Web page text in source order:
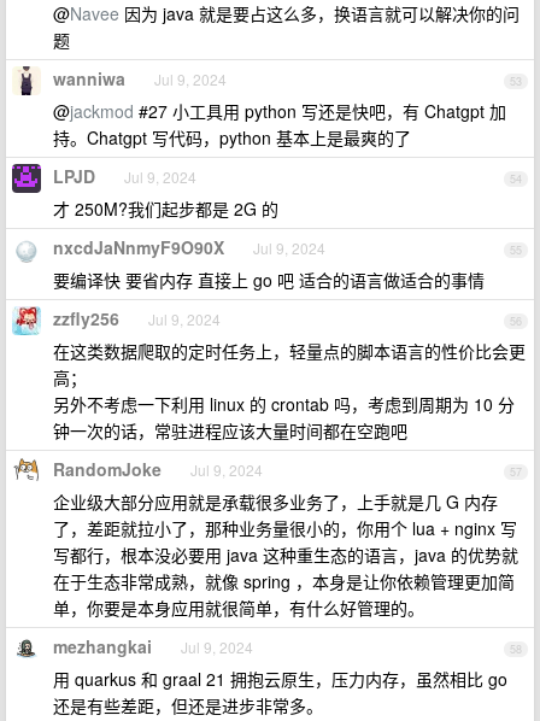
@Navee 因为 java 就是要占这么多，换语言就可以解决你的问
题
53
wanniwa Jul 9, 2024
@jackmod #27 小工具用 python 写还是快吧，有 Chatgpt 加
持。Chatgpt 写代码，python 基本上是最爽的了
54
LPJD Jul 9, 2024
才 250M?我们起步都是 2G 的
55
nxcdJaNnmyF9O90X Jul 9, 2024
要编译快 要省内存 直接上 go 吧 适合的语言做适合的事情
56
zzfly256 Jul 9, 2024
在这类数据爬取的定时任务上，轻量点的脚本语言的性价比会更
高；
另外不考虑一下利用 linux 的 crontab 吗，考虑到周期为 10 分
钟一次的话，常驻进程应该大量时间都在空跑吧
57
RandomJoke Jul 9, 2024
企业级大部分应用就是承载很多业务了，上手就是几 G 内存
了，差距就拉小了，那种业务量很小的，你用个 lua + nginx 写
写都行，根本没必要用 java 这种重生态的语言，java 的优势就
在于生态非常成熟，就像 spring ，本身是让你依赖管理更加简
单，你要是本身应用就很简单，有什么好管理的。
58
mezhangkai Jul 9, 2024
用 quarkus 和 graal 21 拥抱云原生，压力内存，虽然相比 go
还是有些差距，但还是进步非常多。